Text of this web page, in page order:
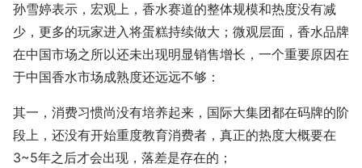
孙雪婷表示，宏观上，香水赛道的整体规模和热度没有减
少，更多的玩家进入将蛋糕持续做大；微观层面，香水品牌
在中国市场之所以还未出现明显销售增长，一个重要原因在
于中国香水市场成熟度还远远不够：
其一，消费习惯尚没有培养起来，国际大集团都在码牌的阶
段上，还没有开始重度教育消费者，真正的热度大概要在
3~5年之后才会出现，落差是存在的；